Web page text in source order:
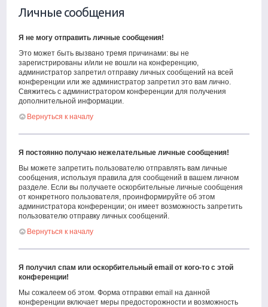
Личные сообщения
Я не могу отправить личные сообщения!
Это может быть вызвано тремя причинами: вы не
зарегистрированы и/или не вошли на конференцию,
администратор запретил отправку личных сообщений на всей
конференции или же администратор запретил это вам лично.
Свяжитесь с администратором конференции для получения
дополнительной информации.
Вернуться к началу
Я постоянно получаю нежелательные личные сообщения!
Вы можете запретить пользователю отправлять вам личные
сообщения, используя правила для сообщений в вашем личном
разделе. Если вы получаете оскорбительные личные сообщения
от конкретного пользователя, проинформируйте об этом
администратора конференции; он имеет возможность запретить
пользователю отправку личных сообщений.
Вернуться к началу
Я получил спам или оскорбительный email от кого-то с этой
конференции!
Мы сожалеем об этом. Форма отправки email на данной
конференции включает меры предосторожности и возможность